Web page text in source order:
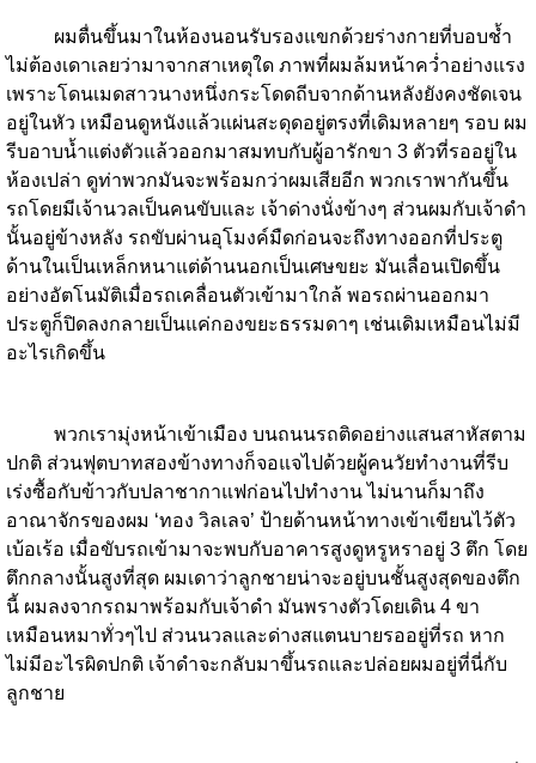
ผมตื่นขึ้นมาในห้องนอนรับรองแขกด้วยร่างกายที่บอบช้ำ
ไม่ต้องเดาเลยว่ามาจากสาเหตุใด ภาพที่ผมล้มหน้าคว่ำอย่างแรง
เพราะโดนเมดสาวนางหนึ่งกระโดดถีบจากด้านหลังยังคงชัดเจน
อยู่ในหัว เหมือนดูหนังแล้วแผ่นสะดุดอยู่ตรงที่เดิมหลายๆ รอบ ผม
รีบอาบน้ำแต่งตัวแล้วออกมาสมทบกับผู้อารักขา 3 ตัวที่รออยู่ใน
ห้องเปล่า ดูท่าพวกมันจะพร้อมกว่าผมเสียอีก พวกเราพากันขึ้น
รถโดยมีเจ้านวลเป็นคนขับและ เจ้าด่างนั่งข้างๆ ส่วนผมกับเจ้าดำ
นั้นอยู่ข้างหลัง รถขับผ่านอุโมงค์มืดก่อนจะถึงทางออกที่ประตู
ด้านในเป็นเหล็กหนาแต่ด้านนอกเป็นเศษขยะ มันเลื่อนเปิดขึ้น
อย่างอัตโนมัติเมื่อรถเคลื่อนตัวเข้ามาใกล้ พอรถผ่านออกมา​
ประตูก็ปิดลงกลายเป็นแค่กองขยะธรรมดาๆ เช่นเดิมเหมือนไม่มี
อะไรเกิดขึ้น
พวกเรามุ่งหน้าเข้าเมือง บนถนนรถติดอย่างแสนสาหัสตาม
ปกติ ส่วนฟุตบาทสองข้างทางก็จอแจไปด้วยผู้คนวัยทำงานที่รีบ
เร่งซื้อกับข้าวกับปลาชากาแฟก่อนไปทำงาน ไม่นานก็มาถึง
อาณาจักรของผม ‘ทอง วิลเลจ’ ป้ายด้านหน้าทางเข้าเขียนไว้ตัว
เบ้อเร้อ เมื่อขับรถเข้ามาจะพบกับอาคารสูงดูหรูหราอยู่ 3 ตึก โดย
ตึกกลางนั้นสูงที่สุด ผมเดาว่าลูกชายน่าจะอยู่บนชั้นสูงสุดของตึก
นี้ ผมลงจากรถมาพร้อมกับเจ้าดำ มันพรางตัวโดยเดิน 4 ขา
เหมือนหมาทั่วๆไป ส่วนนวลและด่างสแตนบายรออยู่ที่รถ หาก
ไม่มีอะไรผิดปกติ เจ้าดำจะกลับมาขึ้นรถและปล่อยผมอยู่ที่นี่กับ
ลูกชาย